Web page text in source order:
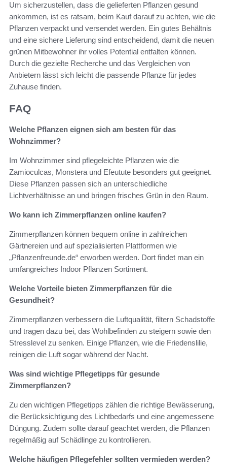
Um sicherzustellen, dass die gelieferten Pflanzen gesund
ankommen, ist es ratsam, beim Kauf darauf zu achten, wie die
Pflanzen verpackt und versendet werden. Ein gutes Behältnis
und eine sichere Lieferung sind entscheidend, damit die neuen
grünen Mitbewohner ihr volles Potential entfalten können.
Durch die gezielte Recherche und das Vergleichen von
Anbietern lässt sich leicht die passende Pflanze für jedes
Zuhause finden.
FAQ
Welche Pflanzen eignen sich am besten für das
Wohnzimmer?
Im Wohnzimmer sind pflegeleichte Pflanzen wie die
Zamioculcas, Monstera und Efeutute besonders gut geeignet.
Diese Pflanzen passen sich an unterschiedliche
Lichtverhältnisse an und bringen frisches Grün in den Raum.
Wo kann ich Zimmerpflanzen online kaufen?
Zimmerpflanzen können bequem online in zahlreichen
Gärtnereien und auf spezialisierten Plattformen wie
„Pflanzenfreunde.de“ erworben werden. Dort findet man ein
umfangreiches Indoor Pflanzen Sortiment.
Welche Vorteile bieten Zimmerpflanzen für die
Gesundheit?
Zimmerpflanzen verbessern die Luftqualität, filtern Schadstoffe
und tragen dazu bei, das Wohlbefinden zu steigern sowie den
Stresslevel zu senken. Einige Pflanzen, wie die Friedenslilie,
reinigen die Luft sogar während der Nacht.
Was sind wichtige Pflegetipps für gesunde
Zimmerpflanzen?
Zu den wichtigen Pflegetipps zählen die richtige Bewässerung,
die Berücksichtigung des Lichtbedarfs und eine angemessene
Düngung. Zudem sollte darauf geachtet werden, die Pflanzen
regelmäßig auf Schädlinge zu kontrollieren.
Welche häufigen Pflegefehler sollten vermieden werden?